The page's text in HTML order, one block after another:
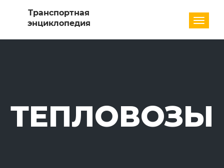
ТЕПЛОВОЗЫ